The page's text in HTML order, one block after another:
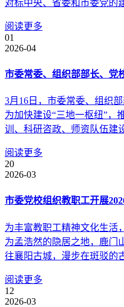
对标中央、省委和市委党的
阅读更多
01
2026-04
市委常委、组织部部长、党
3月16日，市委常委、组织
为加快建设“三地一枢纽”
训、科研咨政、师资队伍建
阅读更多
20
2026-03
市委党校组织教职工开展
为丰富教职工精神文化生
为孟浩然的隐居之地，鹿
往襄阳古城，漫步在斑驳的
阅读更多
12
2026-03